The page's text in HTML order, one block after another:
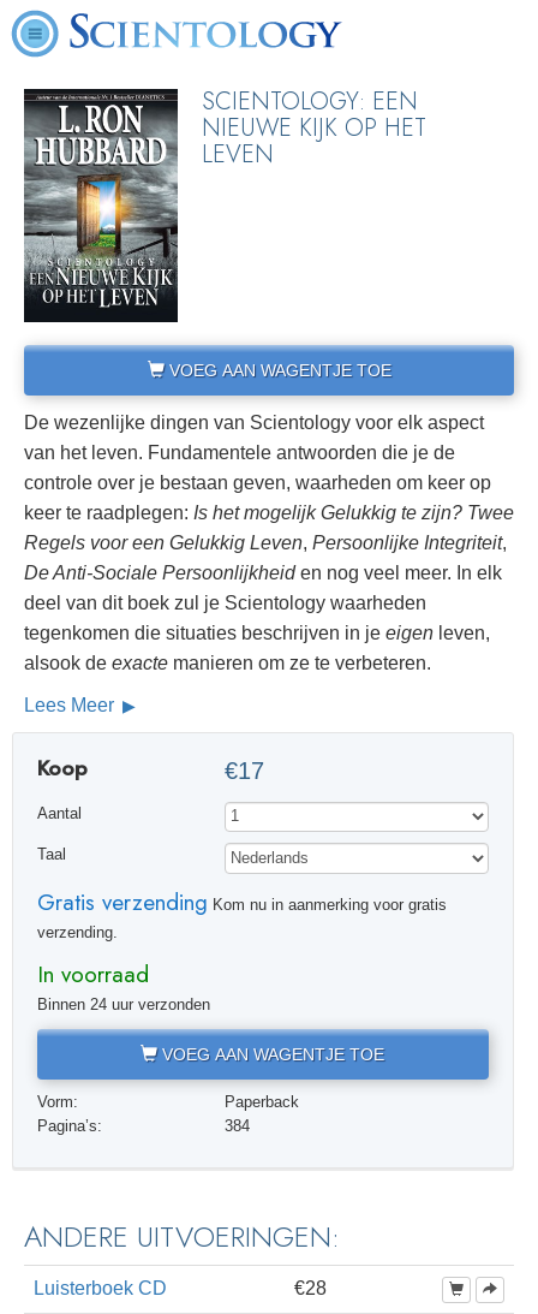
SCIENTOLOGY: EEN
NIEUWE KIJK OP HET
LEVEN
VOEG AAN WAGENTJE TOE
De wezenlijke dingen van Scientology voor elk aspect
van het leven. Fundamentele antwoorden die je de
controle over je bestaan geven, waarheden om keer op
keer te raadplegen: Is het mogelijk Gelukkig te zijn? Twee
Regels voor een Gelukkig Leven, Persoonlijke Integriteit,
De Anti-Sociale Persoonlijkheiden nog veel meer. In elk
deel van dit boek zul je Scientology waarheden
tegenkomen die situaties beschrijven in je eigen leven,
alsook de exacte manieren om ze te verbeteren.
Lees Meer
Koop €17
Aantal
Taal
Gratis verzending Kom nu in aanmerking voor gratis
verzending.
In voorraad
Binnen 24 uur verzonden
VOEG AAN WAGENTJE TOE
Vorm:
Paperback
Pagina’s:
384
ANDERE UITVOERINGEN:
Luisterboek CD €28